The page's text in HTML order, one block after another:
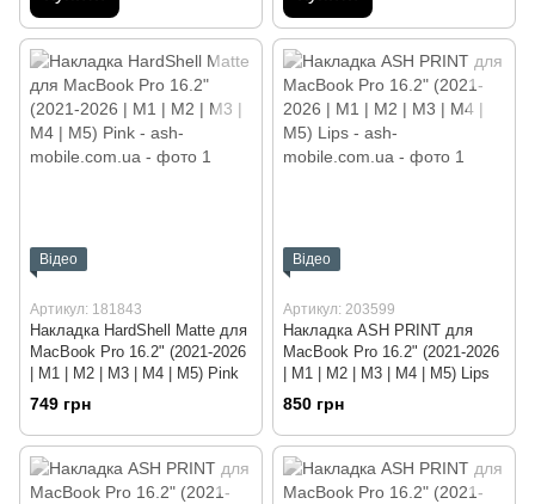
Відео
Артикул: 181843
Накладка HardShell Matte для
MacBook Pro 16.2" (2021-2026
| M1 | M2 | M3 | M4 | M5) Pink
749 грн
Відео
Артикул: 203599
Накладка ASH PRINT для
MacBook Pro 16.2" (2021-2026
| M1 | M2 | M3 | M4 | M5) Lips
850 грн